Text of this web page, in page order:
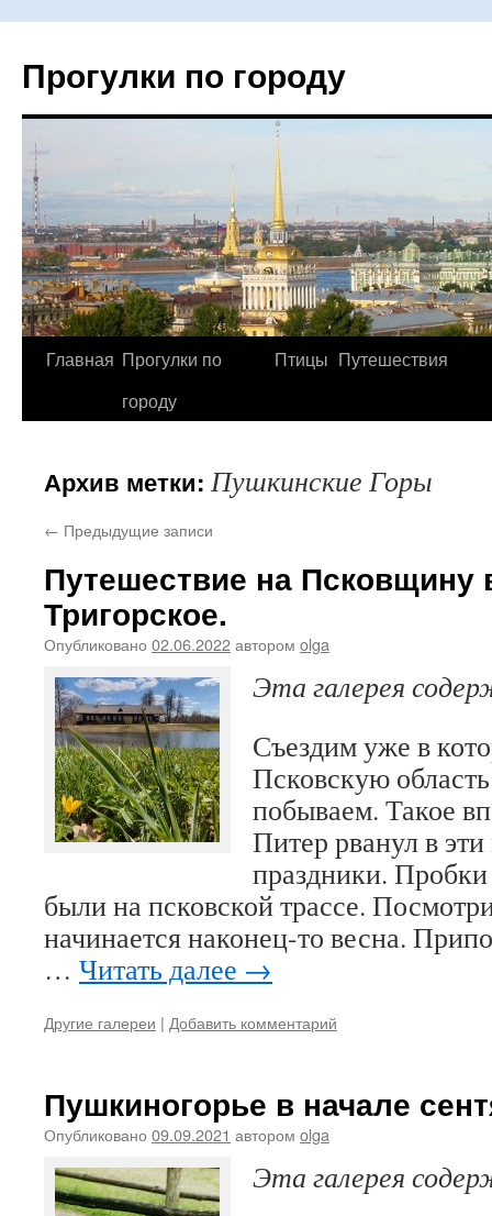
Прогулки по городу
Перейти
Главная Прогулки по
городу
Птицы Путешествия
Архив метки: Пушкинские Горы
← Предыдущие записи
Путешествие на Псковщину
Тригорское.
Опубликовано 02.06.2022автором olga
Эта галерея
Съездим уже в
Псковскую
побываем. Такое
Питер рванул в
праздники.
были на псковской трассе.
начинается наконец-то весна.
… Читать далее →
Другие галереи | Добавить комментарий
Пушкиногорье в начале
Опубликовано 09.09.2021 автором olga
Эта галерея